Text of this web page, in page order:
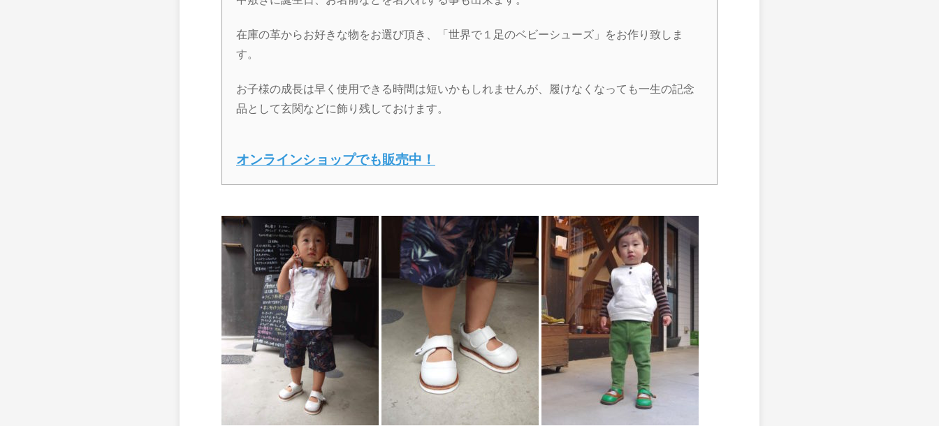
在庫の革からお好きな物をお選び頂き、「世界で１足のベビーシューズ」
をお作り致しま
す。
お子様の成長は早く使用できる時間は短いかもしれませんが、履けなくなっても一生の記念
品として玄関などに飾り残しておけます。
オンラインショップでも販売中！